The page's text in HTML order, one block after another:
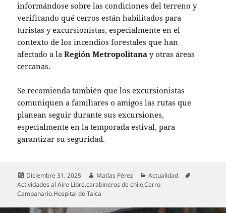
informándose sobre las condiciones del terreno y
verificando qué cerros están habilitados para
turistas y excursionistas, especialmente en el
contexto de los incendios forestales que han
afectado a laRegión Metropolitana y otras áreas
cercanas.
Se recomienda también que los excursionistas
comuniquen a familiares o amigos las rutas que
planean seguir durante sus excursiones,
especialmente en la temporada estival, para
garantizar su seguridad.
Publicado
el
Diciembre 31, 2025 Autor
Matías Pérez Categorías
Actualidad
Actividades al Aire Libre,carabineros de chile,Cerro
Campanario,Hospital de Talca